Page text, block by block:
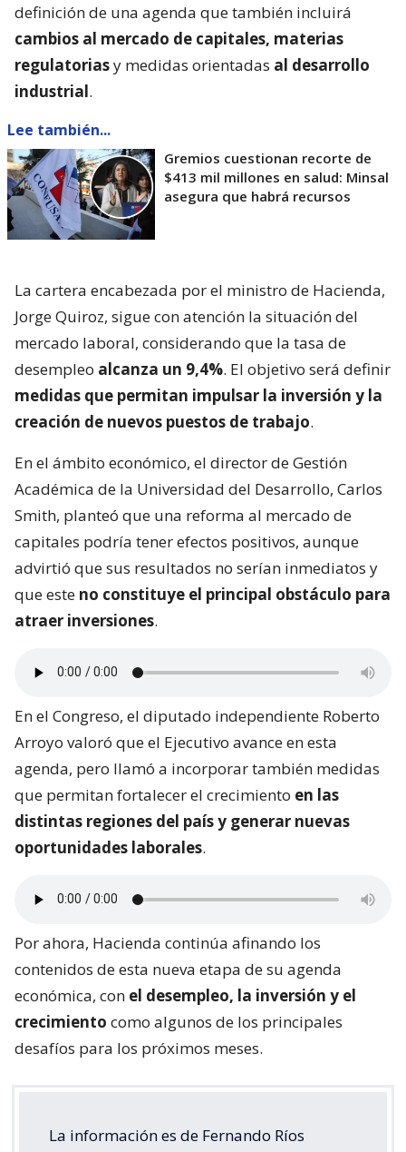
definición de una agenda que también incluirá
cambios al mercado de capitales, materias
regulatoriasy medidas orientadas al desarrollo
industrial.
Lee también...
Gremios cuestionan recorte de
$413 mil millones en salud: Minsal
asegura que habrá recursos
La cartera encabezada por el ministro de Hacienda,
Jorge Quiroz, sigue con atención la situación del
mercado laboral, considerando que la tasa de
desempleo alcanza un 9,4%. El objetivo será definir
medidas que permitan impulsar la inversión y la
creación de nuevos puestos de trabajo.
En el ámbito económico, el director de Gestión
Académica de la Universidad del Desarrollo, Carlos
Smith, planteó que una reforma al mercado de
capitales podría tener efectos positivos, aunque
advirtió que sus resultados no serían inmediatos y
que este no constituye el principal obstáculo para
atraer inversiones.
En el Congreso, el diputado independiente Roberto
Arroyo valoró que el Ejecutivo avance en esta
agenda, pero llamó a incorporar también medidas
que permitan fortalecer el crecimiento en las
distintas regiones del país y generar nuevas
oportunidades laborales.
Por ahora, Hacienda continúa afinando los
contenidos de esta nueva etapa de su agenda
económica, con el desempleo, la inversión y el
crecimiento como algunos de los principales
desafíos para los próximos meses.
La información es de Fernando Ríos